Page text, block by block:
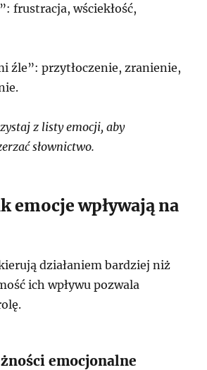
frustracja, wściekłość,
źle”: przytłoczenie, zranienie,
z listy emocji, aby
słownictwo.
emocje wpływają na
działaniem bardziej niż
ich wpływu pozwala
emocjonalne